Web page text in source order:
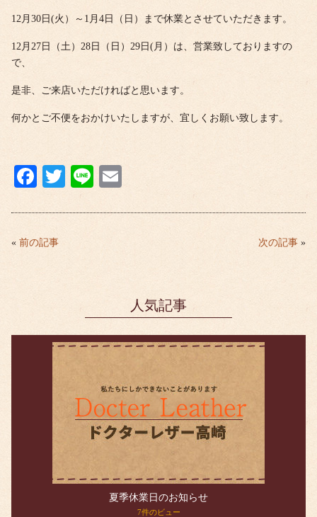
12月30日(火）～1月4日（日）まで休業とさせていただきます。
12月27日（土）28日（日）29日(月）は、営業致しておりますの
で、
是非、ご来店いただければと思います。
何かとご不便をおかけいたしますが、宜しくお願い致します。
Fa
bo
ok
T
tte
Li
ail
« 前の記事 次の記事 »
人気記事
夏季休業日のお知らせ
7件のビュー